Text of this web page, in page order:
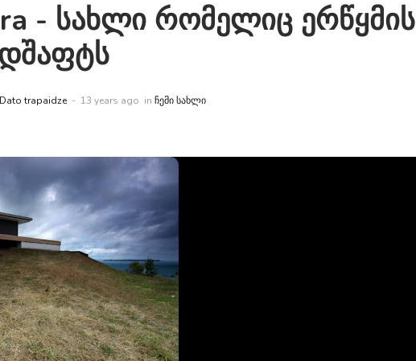
- სახლი რომელიც ერწყმის
Dato trapaidze 13 years ago in ᲩᲔᲛᲘ ᲡᲐᲮᲚᲘ